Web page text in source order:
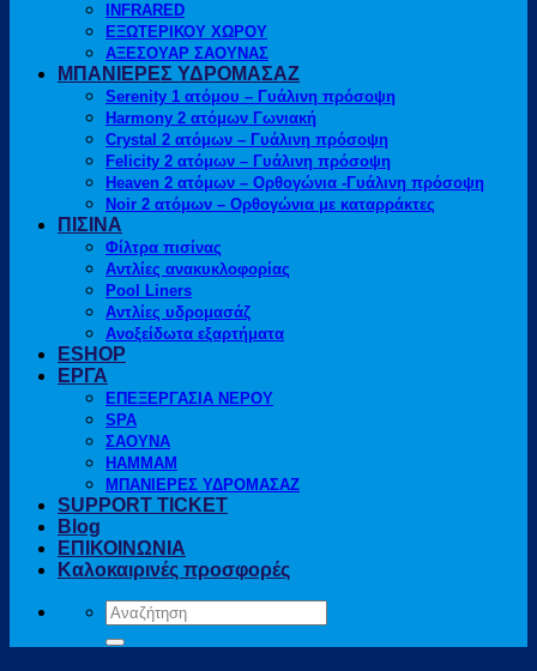
INFRARED
ΕΞΩΤΕΡΙΚΟΥ ΧΩΡΟΥ
ΑΞΕΣΟΥΑΡ ΣΑΟΥΝΑΣ
ΜΠΑΝΙΕΡΕΣ ΥΔΡΟΜΑΣΑΖ
Serenity 1 ατόμου – Γυάλινη πρόσοψη
Harmony 2 ατόμων Γωνιακή
Crystal 2 ατόμων – Γυάλινη πρόσοψη
Felicity 2 ατόμων – Γυάλινη πρόσοψη
Heaven 2 ατόμων – Ορθογώνια -Γυάλινη πρόσοψη
Noir 2 ατόμων – Ορθογώνια με καταρράκτες
ΠΙΣΙΝΑ
Φίλτρα πισίνας
Αντλίες ανακυκλοφορίας
Pool Liners
Αντλίες υδρομασάζ
Ανοξείδωτα εξαρτήματα
ESHOP
ΕΡΓΑ
ΕΠΕΞΕΡΓΑΣΙΑ ΝΕΡΟΥ
SPA
ΣΑΟΥΝΑ
HAMMAM
ΜΠΑΝΙΕΡΕΣ ΥΔΡΟΜΑΣΑΖ
SUPPORT TICKET
Blog
ΕΠΙΚΟΙΝΩΝΙΑ
Καλοκαιρινές προσφορές
Αναζήτηση
για: